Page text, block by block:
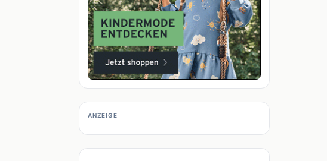
ANZEIGE